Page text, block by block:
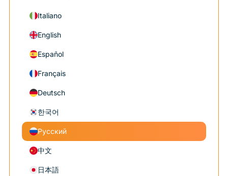
Italiano
English
Español
Français
Deutsch
한국어
Русский
中文
日本語